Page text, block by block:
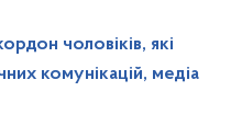
чоловіків, які
комунікацій, медіа